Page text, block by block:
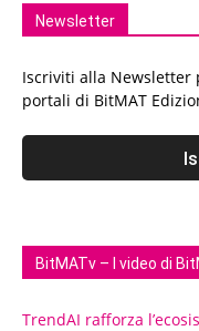
Newsletter
Iscriviti alla Newsletter
portali di BitMAT
BitMATv – I video di
TrendAI rafforza